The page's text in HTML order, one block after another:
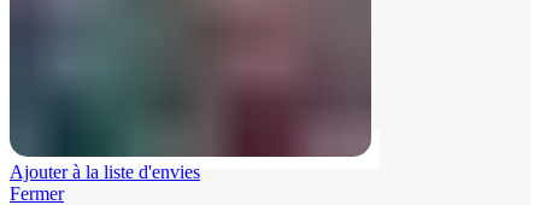
Ajouter à la liste d'envies
Fermer